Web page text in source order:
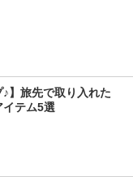
♪】旅先で取り入れた
テム5選